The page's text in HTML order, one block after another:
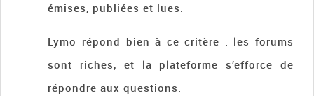
émises, publiées et lues.
Lymo répond bien à ce critère : les forums
sont riches, et la plateforme s’efforce de
répondre aux questions.